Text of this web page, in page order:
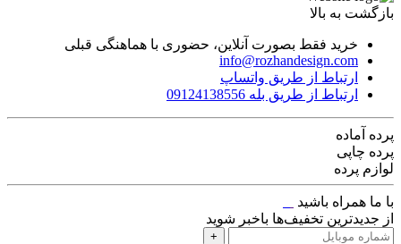
بازگشت به بالا
خرید فقط بصورت آنلاین، حضوری با هماهنگی قبلی
info@rozhandesign.com
ارتباط از طریق واتساپ
ارتباط از طریق بله 09124138556
پرده‌ آماده
پرده چاپی
لوازم پرده
با ما همراه باشید
از جدیدترین تخفیف‌ها باخبر شوید
+